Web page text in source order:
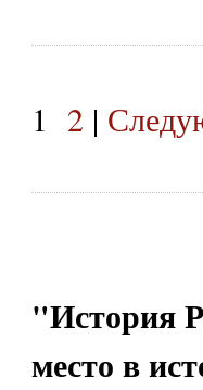
1 2 |
"История
место в